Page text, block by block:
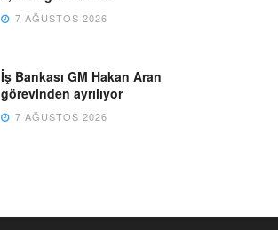
7 AĞUSTOS 2026
İş Bankası GM Hakan Aran
görevinden ayrılıyor
7 AĞUSTOS 2026